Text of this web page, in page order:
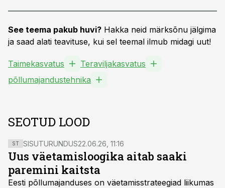
See teema pakub huvi? Hakka neid märksõnu jälgima
ja saad alati teavituse, kui sel teemal ilmub midagi uut!
Taimekasvatus
Teraviljakasvatus
põllumajandustehnika
SEOTUD LOOD
ST SISUTURUNDUS22.06.26, 11:16
Uus väetamisloogika aitab saaki
paremini kaitsta
Eesti põllumajanduses on väetamisstrateegiad liikumas